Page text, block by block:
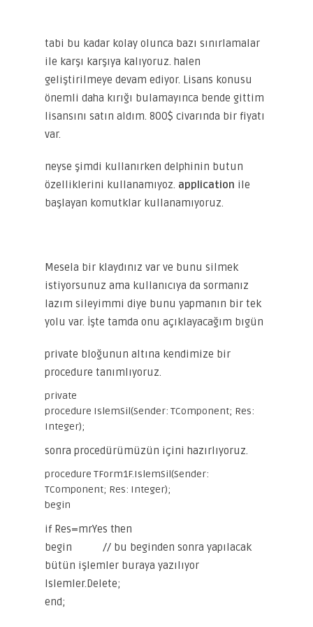
tabi bu kadar kolay olunca bazı sınırlamalar
ile karşı karşıya kalıyoruz. halen
geliştirilmeye devam ediyor. Lisans konusu
önemli daha kırığı bulamayınca bende gittim
lisansını satın aldım. 800$ civarında bir fiyatı
var.
neyse şimdi kullanırken delphinin butun
özelliklerini kullanamıyoz. application ile
başlayan komutklar kullanamıyoruz.
Mesela bir klaydınız var ve bunu silmek
istiyorsunuz ama kullanıcıya da sormanız
lazım sileyimmi diye bunu yapmanın bir tek
yolu var. İşte tamda onu açıklayacağım bıgün
private bloğunun altına kendimize bir
procedure tanımlıyoruz.
private
procedure IslemSil(Sender: TComponent; Res:
Integer);
sonra procedürümüzün içini hazırlıyoruz.
procedure TForm1F.IslemSil(Sender:
TComponent; Res: Integer);
begin
if Res=mrYes then
begin // bu beginden sonra yapılacak
bütün işlemler buraya yazılıyor
Islemler.Delete;
end;